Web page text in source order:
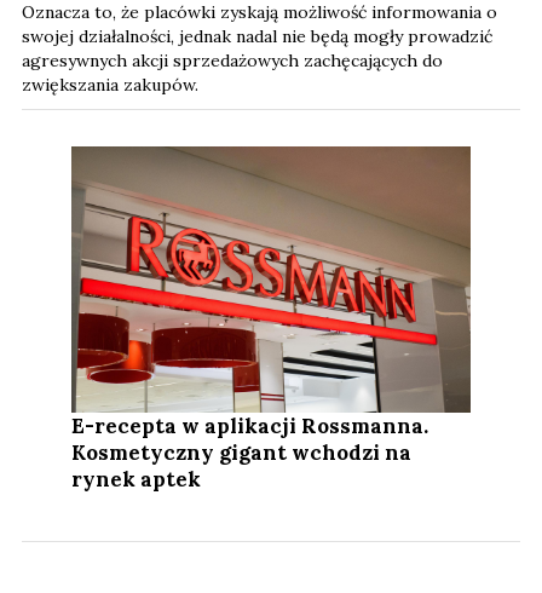
Oznacza to, że placówki zyskają możliwość informowania o
swojej działalności, jednak nadal nie będą mogły prowadzić
agresywnych akcji sprzedażowych zachęcających do
zwiększania zakupów.
E-recepta w aplikacji Rossmanna.
Kosmetyczny gigant wchodzi na
rynek aptek